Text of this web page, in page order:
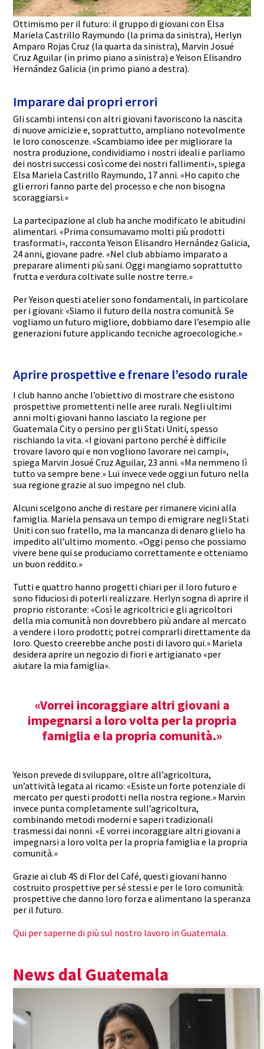
Ottimismo per il futuro: il gruppo di giovani con Elsa
Mariela Castrillo Raymundo (la prima da sinistra), Herlyn
Amparo Rojas Cruz (la quarta da sinistra), Marvin Josué
Cruz Aguilar (in primo piano a sinistra) e Yeison Elisandro
Hernández Galicia (in primo piano a destra).
Imparare dai propri errori
Gli scambi intensi con altri giovani favoriscono la nascita
di nuove amicizie e, soprattutto, ampliano notevolmente
le loro conoscenze. «Scambiamo idee per migliorare la
nostra produzione, condividiamo i nostri ideali e parliamo
dei nostri successi così come dei nostri fallimenti», spiega
Elsa Mariela Castrillo Raymundo, 17 anni. «Ho capito che
gli errori fanno parte del processo e che non bisogna
scoraggiarsi.»
La partecipazione al club ha anche modificato le abitudini
alimentari. «Prima consumavamo molti più prodotti
trasformati», racconta Yeison Elisandro Hernández Galicia,
24 anni, giovane padre. «Nel club abbiamo imparato a
preparare alimenti più sani. Oggi mangiamo soprattutto
frutta e verdura coltivate sulle nostre terre.»
PerYeison questiateliersono fondamentali, in particolare
per i giovani: «Siamo il futuro della nostra comunità. Se
vogliamo un futuro migliore, dobbiamo dare l’esempio alle
generazioni future applicando tecniche agroecologiche.»
Aprire prospettive e frenare l’esodo rurale
I club hanno anche l’obiettivo di mostrare che esistono
prospettive promettenti nelle aree rurali. Negli ultimi
anni molti giovani hanno lasciato la regione per
Guatemala City o persino per gli Stati Uniti, spesso
rischiando la vita. «I giovani partono perché è difficile
trovare lavoro qui e non vogliono lavorare nei campi»,
spiega Marvin Josué Cruz Aguilar, 23 anni. «Ma nemmeno lì
tutto va sempre bene.» Lui invece vede oggi un futuro nella
sua regione grazie al suo impegno nel club.
Alcuni scelgono anche di restare per rimanere vicini alla
famiglia. Mariela pensava un tempo di emigrare negli Stati
Uniti con suo fratello, ma la mancanza di denaro glielo ha
impedito all’ultimo momento. «Oggi penso che possiamo
vivere bene qui se produciamo correttamente e otteniamo
un buon reddito.»
Tutti e quattro hanno progetti chiari per il loro futuro e
sono fiduciosi di poterli realizzare. Herlyn sogna di aprire il
proprio ristorante: «Così le agricoltriciegli agricoltori
della mia comunità non dovrebbero più andare al mercato
a vendere i loro prodotti; potrei comprarli direttamente da
loro. Questo creerebbe anche posti di lavoro qui.» Mariela
desidera aprire un negozio di fiori e artigianato «per
aiutare la mia famiglia».
«Vorrei incoraggiare altri giovani a
impegnarsi a loro volta per la propria
famiglia e la propria comunità.»
Yeison prevede di sviluppare, oltre all’agricoltura,
un’attività legata al ricamo: «Esiste un forte potenziale di
mercato per questi prodotti nella nostra regione.» Marvin
invece punta completamente sull’agricoltura,
combinando metodi moderni e saperi tradizionali
trasmessi dai nonni. «E vorrei incoraggiare altri giovani a
impegnarsi a loro volta per la propria famiglia e la propria
comunità.»
Grazie ai club 4S di Flor del Café, questi giovani hanno
costruito prospettive per sé stessi e per le loro comunità:
prospettive che danno loro forza e alimentano la speranza
per il futuro.
Qui per saperne di più sul nostro lavoro in Guatemala.
News dal Guatemala
Efficacia